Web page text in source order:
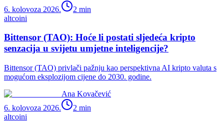
6. kolovoza 2026.
2 min
altcoini
Bittensor (TAO): Hoće li postati sljedeća kripto
senzacija u svijetu umjetne inteligencije?
Bittensor (TAO) privlači pažnju kao perspektivna AI kripto valuta s
mogućom eksplozijom cijene do 2030. godine.
Ana Kovačević
6. kolovoza 2026.
2 min
altcoini